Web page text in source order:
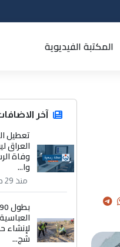
المكتبة الفيديوية
آخر
تعطيل
العراق
وفاة
وا...
منذ 29 دقيقة
لإنشاء
شج...